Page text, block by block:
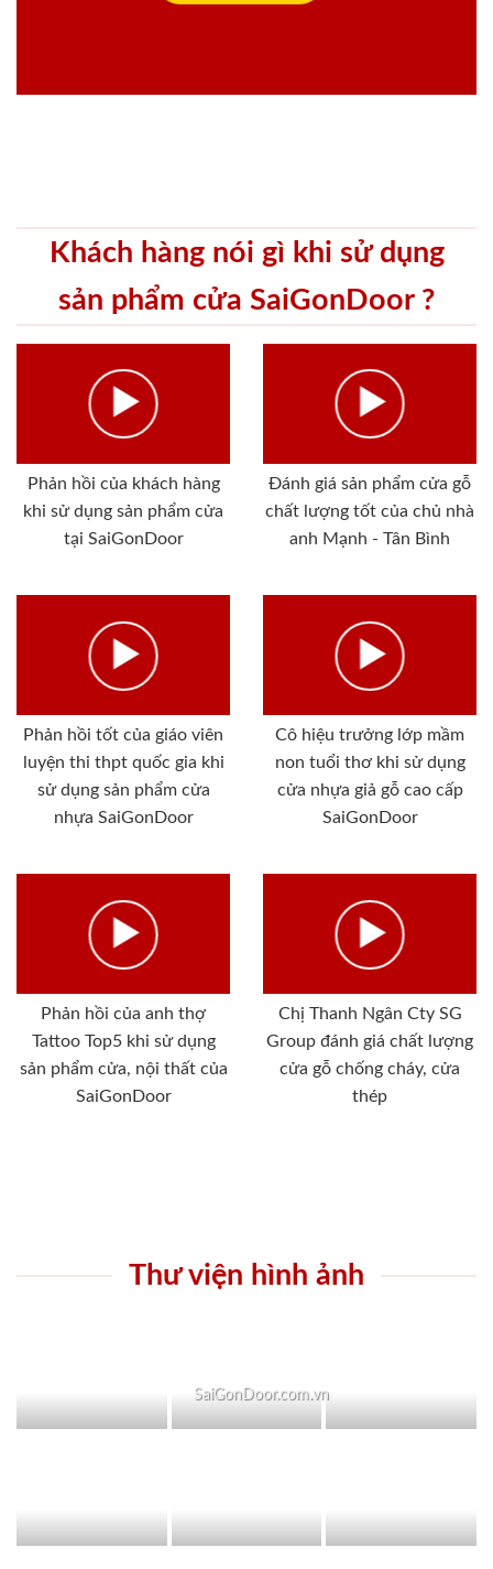
Khách hàng nói gì khi sử dụng
sản phẩm cửa SaiGonDoor ?
Phản hồi của khách hàng
khi sử dụng sản phẩm cửa
tại SaiGonDoor
Đánh giá sản phẩm cửa gỗ
chất lượng tốt của chủ nhà
anh Mạnh - Tân Bình
Phản hồi tốt của giáo viên
luyện thi thpt quốc gia khi
sử dụng sản phẩm cửa
nhựa SaiGonDoor
Cô hiệu trưởng lớp mầm
non tuổi thơ khi sử dụng
cửa nhựa giả gỗ cao cấp
SaiGonDoor
Phản hồi của anh thợ
Tattoo Top5 khi sử dụng
sản phẩm cửa, nội thất của
SaiGonDoor
Chị Thanh Ngân Cty SG
Group đánh giá chất lượng
cửa gỗ chống cháy, cửa
thép
Thư viện hình ảnh
SaiGonDoor.com.vn